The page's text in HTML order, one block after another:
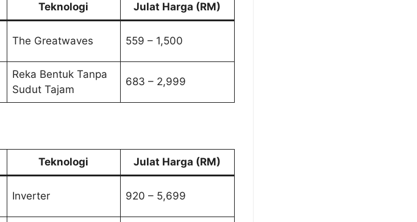
Teknologi Julat Harga (RM)
The Greatwaves 559 – 1,500
Reka Bentuk Tanpa
Sudut Tajam
683 – 2,999
Teknologi Julat Harga (RM)
Inverter 920 – 5,699